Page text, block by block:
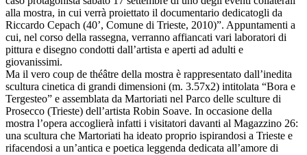
alla mostra, in cui verrà proiettato il documentario dedicatogli da
Riccardo Cepach (40’, Comune di Trieste, 2010)”. Appuntamenti a
cui, nel corso della rassegna, verranno affiancati vari laboratori di
pittura e disegno condotti dall’artista e aperti ad adulti e
giovanissimi.
Ma il vero coup de théâtre della mostra è rappresentato dall’inedita
scultura cinetica di grandi dimensioni (m. 3.57x2) intitolata “Bora e
Tergesteo” e assemblata da Martoriati nel Parco delle sculture di
Prosecco (Trieste) dell’artista Robin Soave. In occasione della
mostra l’opera accoglierà infatti i visitatori davanti al Magazzino 26:
una scultura che Martoriati ha ideato proprio ispirandosi a Trieste e
rifacendosi a un’antica e poetica leggenda dedicata all’amore di